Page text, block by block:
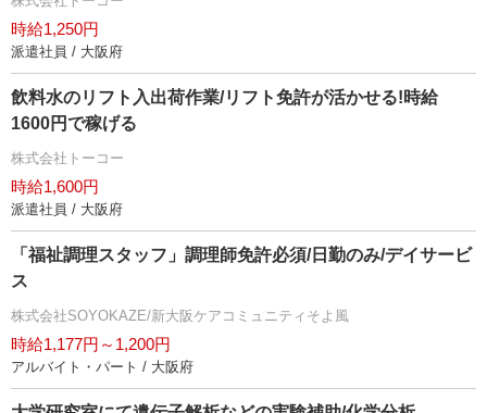
時給1,250円
派遣社員 / 大阪府
飲料水のリフト入出荷作業/リフト免許が活かせる!時給
1600円で稼げる
株式会社トーコー
時給1,600円
派遣社員 / 大阪府
「福祉調理スタッフ」調理師免許必須/日勤のみ/デイサービ
ス
株式会社SOYOKAZE/新大阪ケアコミュニティそよ風
時給1,177円～1,200円
アルバイト・パート / 大阪府